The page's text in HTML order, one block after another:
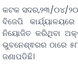
କଟକ ସଦର,୨୩/୦୪/
ବିଜେପି
ନିୟୋଜିତ କରିଥିବା
ଭୁବନେଶ୍ଵରର ଠାରେ
ଜଣାପଡିଛି।